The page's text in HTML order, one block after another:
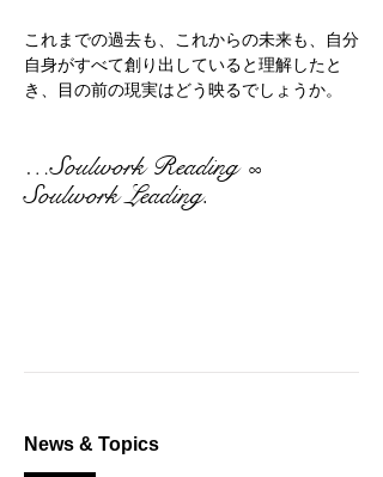
これまでの過去も、これからの未来も、自分
自身がすべて創り出していると理解したと
き、目の前の現実はどう映るでしょうか。
…Soulwork Reading ∞
Soulwork Leading.
News & Topics